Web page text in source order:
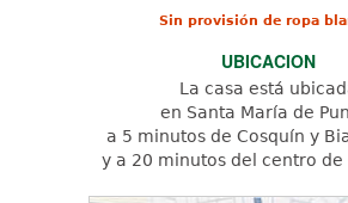
Sin provisión de ropa
UBICACION
La casa está
en Santa María de
a 5 minutos de Cosquín y
y a 20 minutos del centro de